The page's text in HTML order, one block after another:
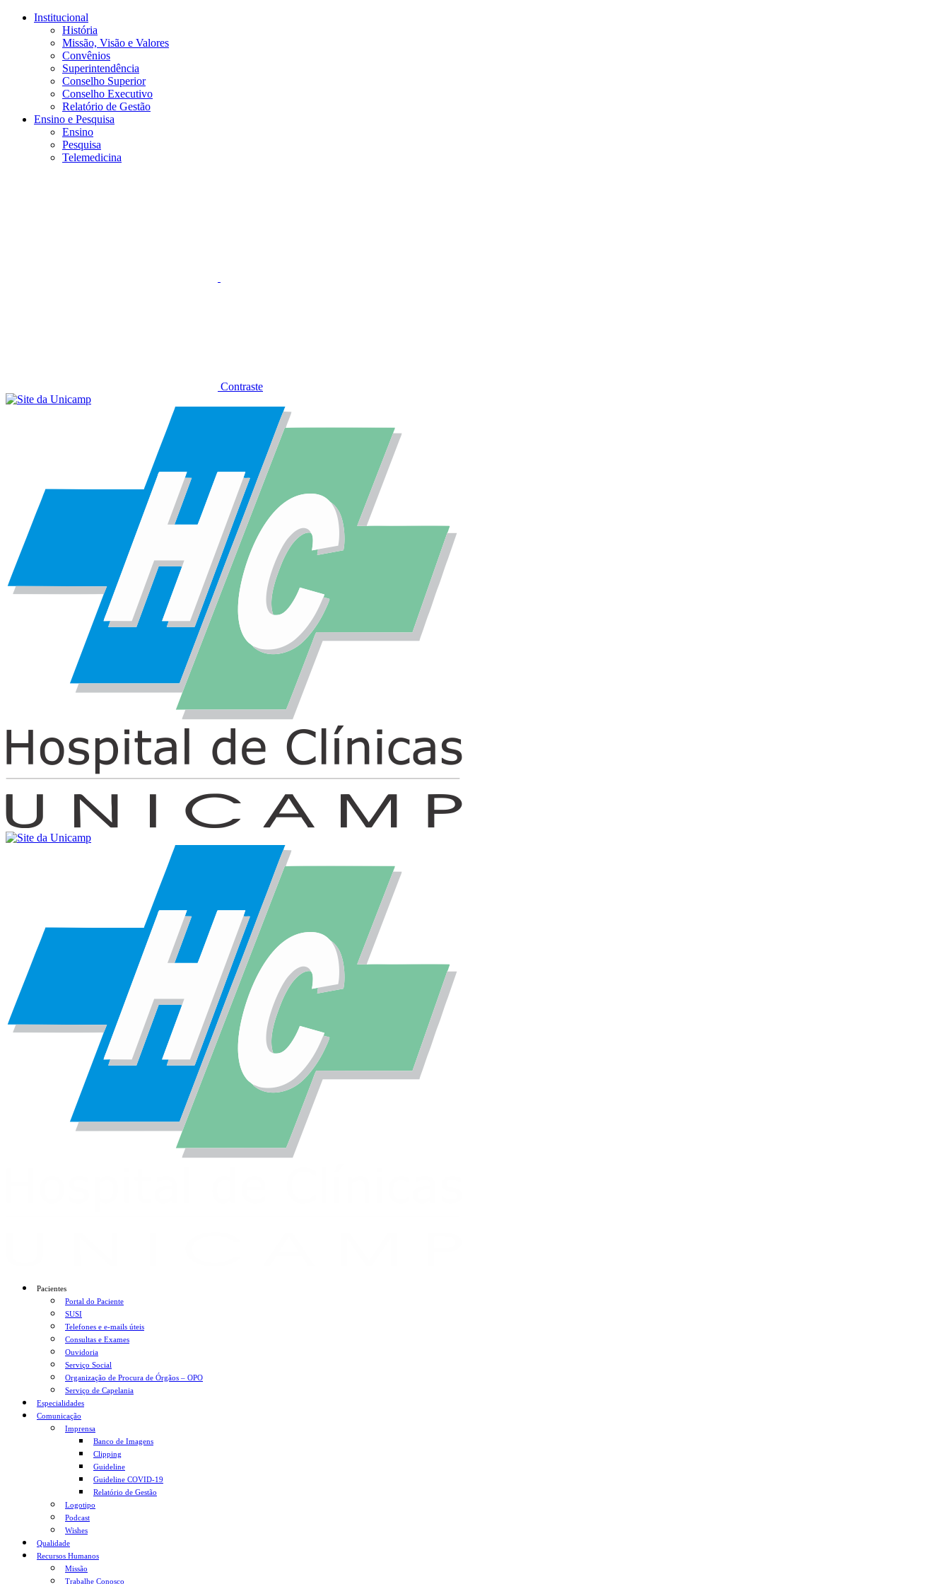
Conteúdo principal
Institucional
História
Missão, Visão e Valores
Convênios
Superintendência
Conselho Superior
Conselho Executivo
Relatório de Gestão
Ensino e Pesquisa
Ensino
Pesquisa
Telemedicina
Contraste
Pacientes
Portal do Paciente
SUSI
Telefones e e-mails úteis
Consultas e Exames
Ouvidoria
Serviço Social
Organização de Procura de Órgãos – OPO
Serviço de Capelania
Especialidades
Comunicação
Imprensa
Banco de Imagens
Clipping
Guideline
Guideline COVID-19
Relatório de Gestão
Logotipo
Podcast
Wishes
Qualidade
Recursos Humanos
Missão
Trabalhe Conosco